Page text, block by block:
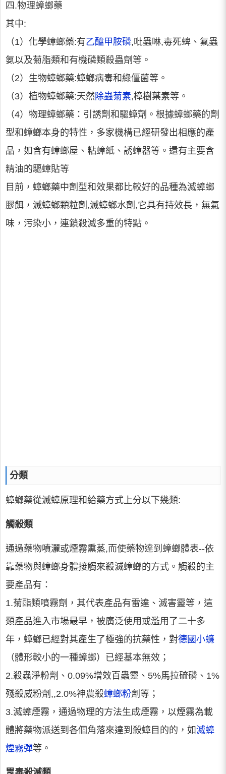
四.物理蟑螂藥
其中:
（1）化學蟑螂藥:有乙醯甲胺磷,吡蟲啉,毒死蜱、氟蟲
氨以及菊脂類和有機磷類殺蟲劑等。
（2）生物蟑螂藥:蟑螂病毒和綠僵菌等。
（3）植物蟑螂藥:天然 除蟲菊素,樟樹葉素等。
（4）物理蟑螂藥：引誘劑和驅蟑劑。根據蟑螂藥的劑
型和蟑螂本身的特性，多家機構已經研發出相應的產
品，如含有蟑螂屋、粘蟑紙、誘蟑器等。還有主要含
精油的驅蟑貼等
目前，蟑螂藥中劑型和效果都比較好的品種為滅蟑螂
膠餌，滅蟑螂顆粒劑,滅蟑螂水劑,它具有持效長，無氣
味，污染小，連鎖殺滅多重的特點。
分類
蟑螂藥從滅蟑原理和給藥方式上分以下幾類:
觸殺類
通過藥物噴灑或煙霧熏蒸,而使藥物達到蟑螂體表--依
靠藥物與蟑螂身體接觸來殺滅蟑螂的方式。觸殺的主
要產品有：
1.菊酯類噴霧劑，其代表產品有雷達、滅害靈等，這
類產品進入市場最早，被廣泛使用或濫用了二十多
年，蟑螂已經對其產生了極強的抗藥性，對德國小蠊
（體形較小的一種蟑螂）已經基本無效；
2.殺蟲淨粉劑、0.09%增效百蟲靈、5%馬拉硫磷、1%
殘殺威粉劑,,2.0%神農殺蟑螂粉劑等；
3.滅蟑煙霧，通過物理的方法生成煙霧，以煙霧為載
體將藥物派送到各個角落來達到殺蟑目的的，如滅蟑
煙霧彈等。